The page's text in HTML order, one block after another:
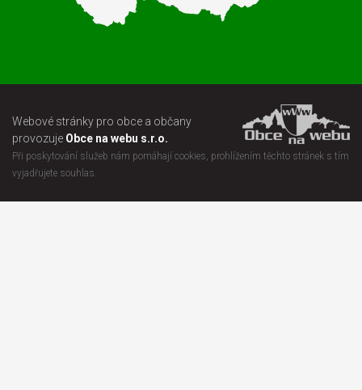
Webové stránky pro obce a občany
provozuje Obce na webu s.r.o.
Při poskytování služeb nám pomáhají cookies, prohlížením těchto stránek s tím
vyjadřujete souhlas.